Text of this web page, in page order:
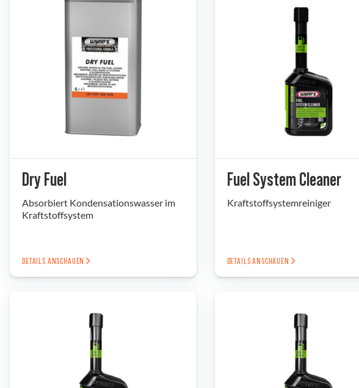
Dry Fuel
Absorbiert Kondensationswasser im
Kraftstoffsystem
DETAILS ANSCHAUEN
Fuel System Cleaner
Kraftstoffsystemreiniger
DETAILS ANSCHAUEN